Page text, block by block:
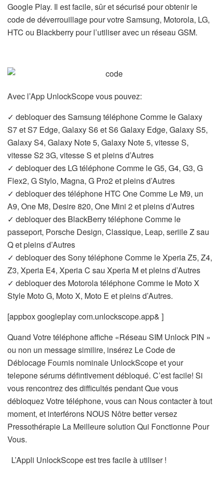
Google Play. Il est facile, sûr et sécurisé pour obtenir le
code de déverrouillage pour votre Samsung, Motorola, LG,
HTC ou Blackberry pour l’utiliser avec un réseau GSM.
Avec l’App UnlockScope vous pouvez:
✓ debloquer des Samsung téléphone Comme le Galaxy
S7 et S7 Edge, Galaxy S6 et S6 Galaxy Edge, Galaxy S5,
Galaxy S4, Galaxy Note 5, Galaxy Note 5, vitesse S,
vitesse S2 3G, vitesse S et pleins d’Autres
✓ debloquer des LG téléphone Comme le G5, G4, G3, G
Flex2, G Stylo, Magna, G Pro2 et pleins d’Autres
✓ debloquer des téléphone HTC One Comme Le M9, un
A9, One M8, Desire 820, One Mini 2 et pleins d’Autres
✓ debloquer des BlackBerry téléphone Comme le
passeport, Porsche Design, Classique, Leap, seriile Z sau
Q et pleins d’Autres
✓ debloquer des Sony téléphone Comme le Xperia Z5, Z4,
Z3, Xperia E4, Xperia C sau Xperia M et pleins d’Autres
✓ debloquer des Motorola téléphone Comme le Moto X
Style Moto G, Moto X, Moto E et pleins d’Autres.
[appbox googleplay com.unlockscope.app& ]
Quand Votre téléphone affiche «Réseau SIM Unlock PIN »
ou non un message similire, insérez Le Code de
Déblocage Fournis nominale UnlockScope et your
telepone sérums défintivement débloqué. C’est facile! Si
vous rencontrez des difficultés pendant Que vous
débloquez Votre téléphone, vous can Nous contacter à tout
moment, et interférons NOUS Nôtre better versez
Pressothérapie La Meilleure solution Qui Fonctionne Pour
Vous.
L’Appli UnlockScope est tres facile à utiliser !